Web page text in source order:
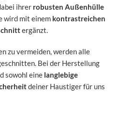
ihrer robusten Außenhülle
wird mit einem kontrastreichen
ergänzt.
zu vermeiden, werden alle
Bei der Herstellung
sowohl eine langlebige
deiner Haustiger für uns